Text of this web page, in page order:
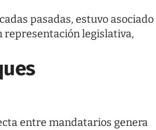
pasadas, estuvo asociado
representación legislativa,
entre mandatarios genera